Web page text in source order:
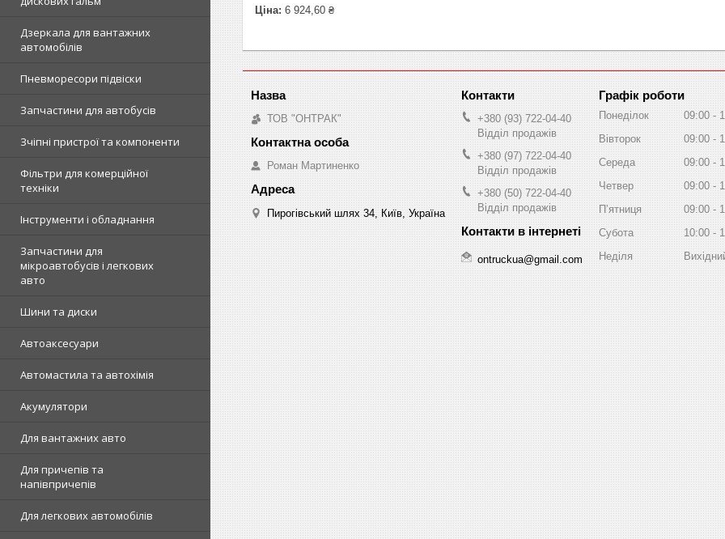
Дзеркала для вантажних
автомобілів
Пневморесори підвіски
Запчастини для автобусів
Зчіпні пристрої та компоненти
Фільтри для комерційної
техніки
Інструменти і обладнання
Запчастини для
мікроавтобусів і легкових
авто
Шини та диски
Автоаксесуари
Автомастила та автохімія
Акумулятори
Для вантажних авто
Для причепів та
напівпричепів
Для легкових автомобілів
Ціна: 6 924,60 ₴
ТОВ "ОНТРАК"
Роман Мартиненко
Пирогівський шлях 34, Київ, Україна
+380 (93) 722-04-40
Відділ продажів
+380 (97) 722-04-40
Відділ продажів
+380 (50) 722-04-40
Відділ продажів
ontruckua@gmail.com
Графік роботи
Понеділок 09:00
Вівторок
09:00
Середа
09:00
Четвер
09:00
Пʼятниця
09:00
Субота
10:00
Неділя